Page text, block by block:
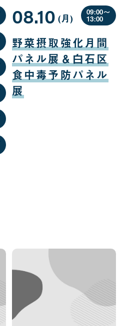
野菜摂取強化月間
パネル展＆白石区
食中毒予防パネル
展
08.10
月
10
日
(月曜
日
)
09:00〜
13:00